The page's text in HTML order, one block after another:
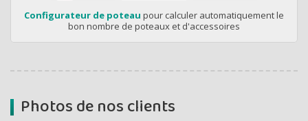
Configurateur de poteau pour calculer automatiquement le
bon nombre de poteaux et d'accessoires
Photos de nos clients